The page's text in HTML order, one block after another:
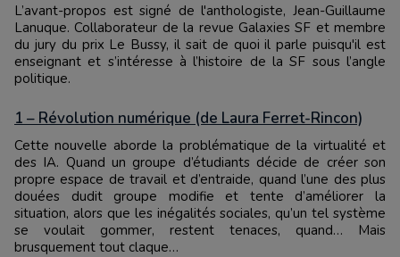
L’avant-propos est signé de l'anthologiste, Jean-Guillaume
Lanuque. Collaborateur de la revue Galaxies SF et membre
du jury du prix Le Bussy, il sait de quoi il parle puisqu'il est
enseignant et s’intéresse à l’histoire de la SF sous l’angle
politique.
1 – Révolution numérique (de Laura Ferret-Rincon)
Cette nouvelle aborde la problématique de la virtualité et
des IA. Quand un groupe d’étudiants décide de créer son
propre espace de travail et d’entraide, quand l’une des plus
douées dudit groupe modifie et tente d’améliorer la
situation, alors que les inégalités sociales, qu’un tel système
se voulait gommer, restent tenaces, quand… Mais
brusquement tout claque…